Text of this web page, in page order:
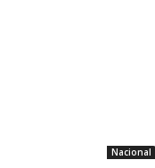
Nacional